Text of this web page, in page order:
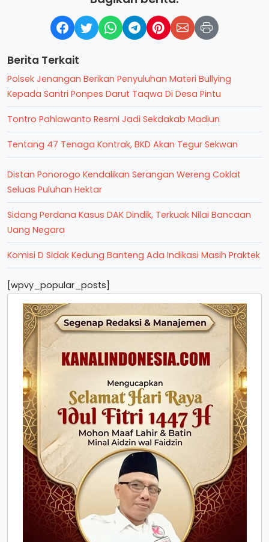
Berita Terkait
Polsek Jenangan Berikan Penyuluhan Materi Bullying
Kepada Santri Ponpes Darut Taqwa Di Desa Pintu
Tontro Pahlawanto Resmi Jadi Sekdakab Madiun
Tentang 47 Tenaga Kontrak, BKD Akan Tegur Sekwan
Distan Ponorogo Kendalikan Serangan Wereng Coklat
Seluas Puluhan Hektar
Sidang Perdana Kasus DAK Dindik, Terkuak Nilai Bancaan
Uang Negara
Komisi D Sidak Kedung Banteng Ada Indikasi Masih Praktek
[wpvy_popular_posts]